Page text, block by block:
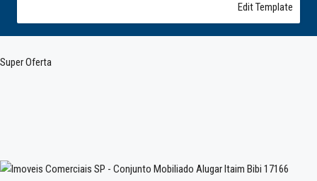
Edit Template
Super Oferta